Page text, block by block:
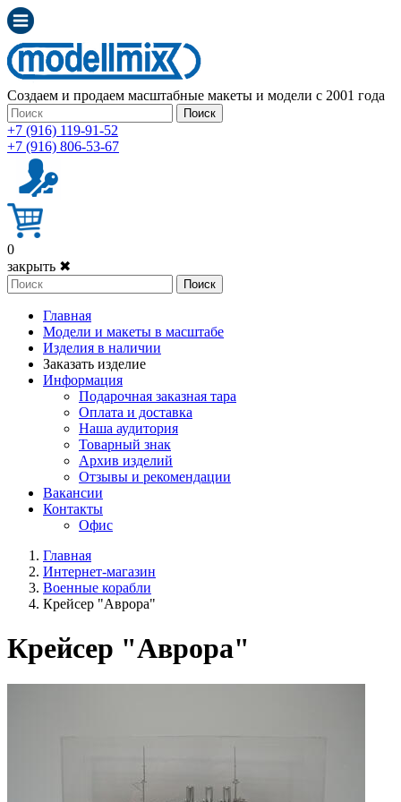
Создаем и продаем масштабные макеты и модели с 2001 года
Поиск
+7 (916) 119-91-52
+7 (916) 806-53-67
0
закрыть ✖
Поиск
Главная
Модели и макеты в масштабе
Изделия в наличии
Заказать изделие
Информация
Подарочная заказная тара
Оплата и доставка
Наша аудитория
Товарный знак
Архив изделий
Отзывы и рекомендации
Вакансии
Контакты
Офис
Главная
Интернет-магазин
Военные корабли
Крейсер "Аврора"
Крейсер "Аврора"